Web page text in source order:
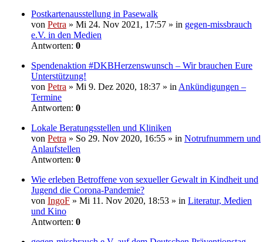
Postkartenausstellung in Pasewalk
von Petra » Mi 24. Nov 2021, 17:57 » in gegen-missbrauch
e.V. in den Medien
Antworten: 0
Spendenaktion #DKBHerzenswunsch – Wir brauchen Eure
Unterstützung!
von Petra » Mi 9. Dez 2020, 18:37 » in Ankündigungen –
Termine
Antworten: 0
Lokale Beratungsstellen und Kliniken
von Petra » So 29. Nov 2020, 16:55 » in Notrufnummern und
Anlaufstellen
Antworten: 0
Wie erleben Betroffene von sexueller Gewalt in Kindheit und
Jugend die Corona-Pandemie?
von IngoF » Mi 11. Nov 2020, 18:53 » in Literatur, Medien
und Kino
Antworten: 0